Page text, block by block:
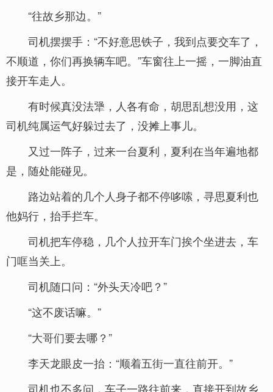
“往故乡那边。”
司机摆摆手：“不好意思铁子，我到点要交车了，
不顺道，你们再换辆车吧。”车窗往上一摇，一脚油直
接开车走人。
有时候真没法犟，人各有命，胡思乱想没用，这
司机纯属运气好躲过去了，没摊上事儿。
又过一阵子，过来一台夏利，夏利在当年遍地都
是，随处能碰见。
路边站着的几个人身子都不停哆嗦，寻思夏利也
他妈行，抬手拦车。
司机把车停稳，几个人拉开车门挨个坐进去，车
门哐当关上。
司机随口问：“外头天冷吧？”
“这不废话嘛。”
“大哥们要去哪？”
李天龙眼皮一抬：“顺着五街一直往前开。”
司机也不多问，车子一路往前来，直接开到故乡